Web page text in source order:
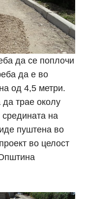
да се поплочи
да е во
од 4,5 метри.
да трае околу
на
пуштена во
во целост